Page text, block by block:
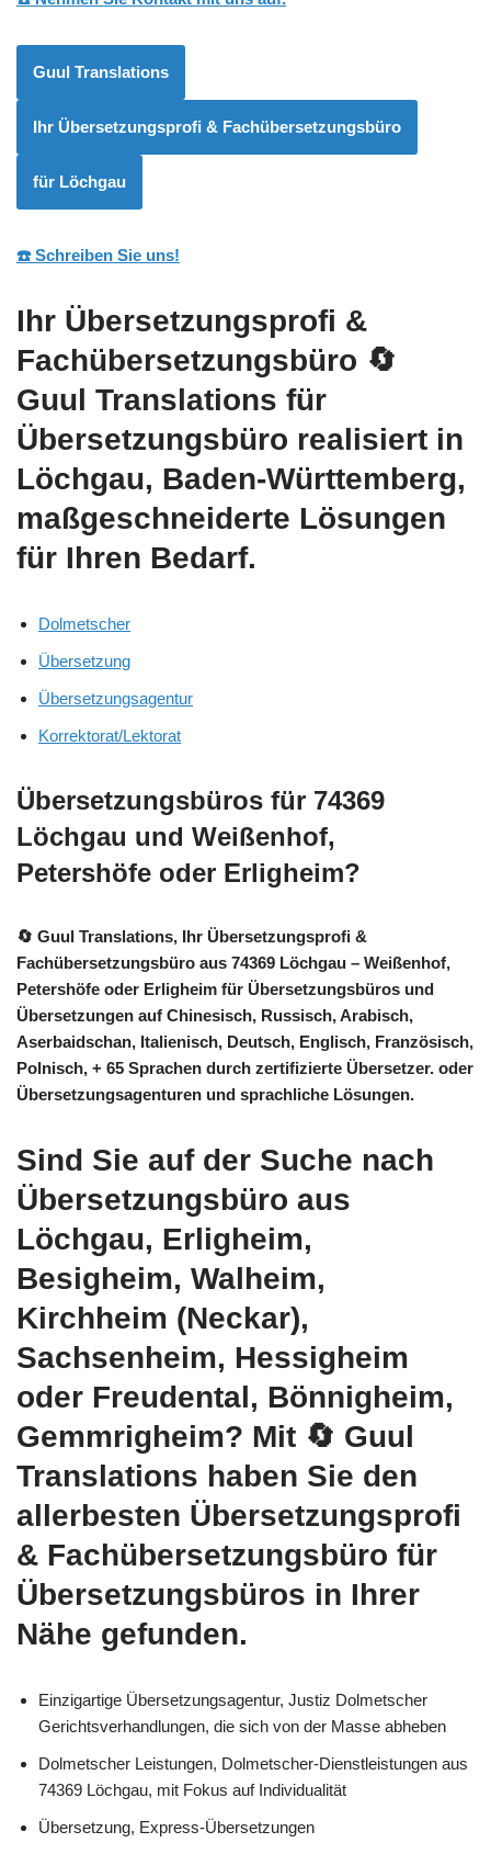
Guul Translations
Ihr Übersetzungsprofi & Fachübersetzungsbüro
für Löchgau
☎️ Schreiben Sie uns!
Ihr Übersetzungsprofi &
Fachübersetzungsbüro 🔄
Guul Translations für
Übersetzungsbüro realisiert in
Löchgau, Baden-Württemberg,
maßgeschneiderte Lösungen
für Ihren Bedarf.
Dolmetscher
Übersetzung
Übersetzungsagentur
Korrektorat/Lektorat
Übersetzungsbüros für 74369
Löchgau und Weißenhof,
Petershöfe oder Erligheim?
🔄 Guul Translations, Ihr Übersetzungsprofi &
Fachübersetzungsbüro aus 74369 Löchgau – Weißenhof,
Petershöfe oder Erligheim für Übersetzungsbüros und
Übersetzungen auf Chinesisch, Russisch, Arabisch,
Aserbaidschan, Italienisch, Deutsch, Englisch, Französisch,
Polnisch, + 65 Sprachen durch zertifizierte Übersetzer. oder
Übersetzungsagenturen und sprachliche Lösungen.
Sind Sie auf der Suche nach
Übersetzungsbüro aus
Löchgau, Erligheim,
Besigheim, Walheim,
Kirchheim (Neckar),
Sachsenheim, Hessigheim
oder Freudental, Bönnigheim,
Gemmrigheim? Mit 🔄 Guul
Translations haben Sie den
allerbesten Übersetzungsprofi
& Fachübersetzungsbüro für
Übersetzungsbüros in Ihrer
Nähe gefunden.
Einzigartige Übersetzungsagentur, Justiz Dolmetscher
Gerichtsverhandlungen, die sich von der Masse abheben
Dolmetscher Leistungen, Dolmetscher-Dienstleistungen aus
74369 Löchgau, mit Fokus auf Individualität
Übersetzung, Express-Übersetzungen